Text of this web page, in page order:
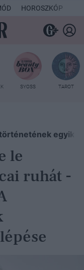
HOROSZKÓP
SYOSS TAROT
egyik
le
ruhát -